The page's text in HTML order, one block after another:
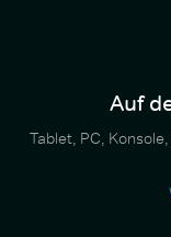
Auf
Tablet, PC,